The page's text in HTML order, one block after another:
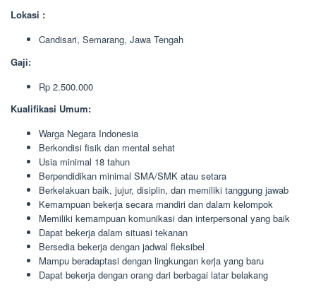
Lokasi :
Candisari, Semarang, Jawa Tengah
Gaji:
Rp 2.500.000
Kualifikasi Umum:
Warga Negara Indonesia
Berkondisi fisik dan mental sehat
Usia minimal 18 tahun
Berpendidikan minimal SMA/SMK atau setara
Berkelakuan baik, jujur, disiplin, dan memiliki tanggung jawab
Kemampuan bekerja secara mandiri dan dalam kelompok
Memiliki kemampuan komunikasi dan interpersonal yang baik
Dapat bekerja dalam situasi tekanan
Bersedia bekerja dengan jadwal fleksibel
Mampu beradaptasi dengan lingkungan kerja yang baru
Dapat bekerja dengan orang dari berbagai latar belakang